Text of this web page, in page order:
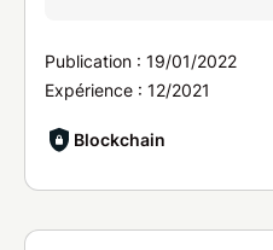
Publication : 19/01/2022
Expérience : 12/2021
Blockchain